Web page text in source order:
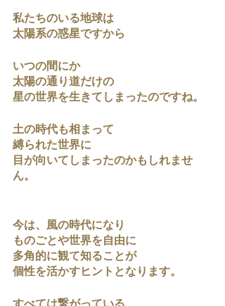
私たちのいる地球は
太陽系の惑星ですから
いつの間にか
太陽の通り道だけの
星の世界を生きてしまったのですね。
土の時代も相まって
縛られた世界に
目が向いてしまったのかもしれませ
ん。
今は、風の時代になり
ものごとや世界を自由に
多角的に観て知ることが
個性を活かすヒントとなります。